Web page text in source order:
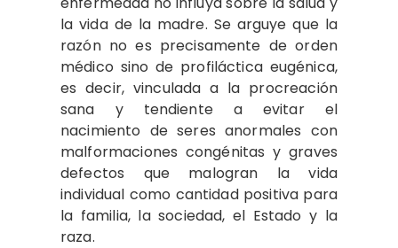
la vida de la madre. Se arguye que la
razón no es precisamente de orden
médico sino de profiláctica eugénica,
es decir, vinculada a la procreación
sana y tendiente a evitar el
nacimiento de seres anormales con
malformaciones congénitas y graves
defectos que malogran la vida
individual como cantidad positiva para
la familia, la sociedad, el Estado y la
raza.